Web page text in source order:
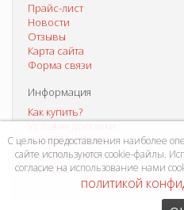
Прайс-лист
Новости
Отзывы
Карта сайта
Форма связи
Информация
Как купить?
Условия доставки
Способы оплаты
Система скидок
Контакты
С целью предоставления наиболее
сайте используются cookie-файлы.
согласие на использование нами
политикой